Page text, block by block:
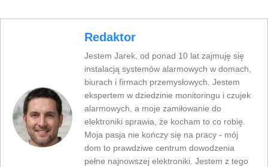
Redaktor
Jestem Jarek, od ponad 10 lat zajmuję się
instalacją systemów alarmowych w domach,
biurach i firmach przemysłowych. Jestem
ekspertem w dziedzinie monitoringu i czujek
alarmowych, a moje zamiłowanie do
elektroniki sprawia, że kocham to co robię.
Moja pasja nie kończy się na pracy - mój
dom to prawdziwe centrum dowodzenia
pełne najnowszej elektroniki. Jestem z tego